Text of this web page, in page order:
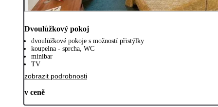
Dvoulůžkový pokoj
dvoulůžkové pokoje s možností přistýlky
koupelna - sprcha, WC
minibar
TV
zobrazit podrobnosti
v ceně